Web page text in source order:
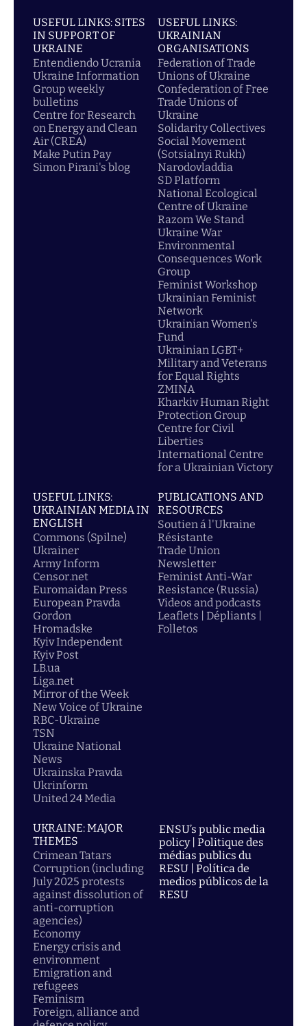
USEFUL LINKS: SITES
IN SUPPORT OF
UKRAINE
Entendiendo Ucrania
Ukraine Information
Group weekly
bulletins
Centre for Research
on Energy and Clean
Air (CREA)
Make Putin Pay
Simon Pirani's blog
USEFUL LINKS:
UKRAINIAN
ORGANISATIONS
Federation of Trade
Unions of Ukraine
Confederation of Free
Trade Unions of
Ukraine
Solidarity Collectives
Social Movement
(Sotsialnyi Rukh)
Narodovladdia
SD Platform
National Ecological
Centre of Ukraine
Razom We Stand
Ukraine War
Environmental
Consequences Work
Group
Feminist Workshop
Ukrainian Feminist
Network
Ukrainian Women's
Fund
Ukrainian LGBT+
Military and Veterans
for Equal Rights
ZMINA
Kharkiv Human Right
Protection Group
Centre for Civil
Liberties
International Centre
for a Ukrainian Victory
USEFUL LINKS:
UKRAINIAN MEDIA IN
ENGLISH
Commons (Spilne)
Ukrainer
Army Inform
Censor.net
Euromaidan Press
European Pravda
Gordon
Hromadske
Kyiv Independent
Kyiv Post
LB.ua
Liga.net
Mirror of the Week
New Voice of Ukraine
RBC-Ukraine
TSN
Ukraine National
News
Ukrainska Pravda
Ukrinform
United 24 Media
PUBLICATIONS AND
RESOURCES
Soutien á l'Ukraine
Résistante
Trade Union
Newsletter
Feminist Anti-War
Resistance (Russia)
Videos and podcasts
Leaflets | Dépliants |
Folletos
UKRAINE: MAJOR
THEMES
Crimean Tatars
Corruption (including
July 2025 protests
against dissolution of
anti-corruption
agencies)
Economy
Energy crisis and
environment
Emigration and
refugees
Feminism
Foreign, alliance and
ENSU’s public media
policy | Politique des
médias publics du
RESU | Política de
medios públicos de la
RESU